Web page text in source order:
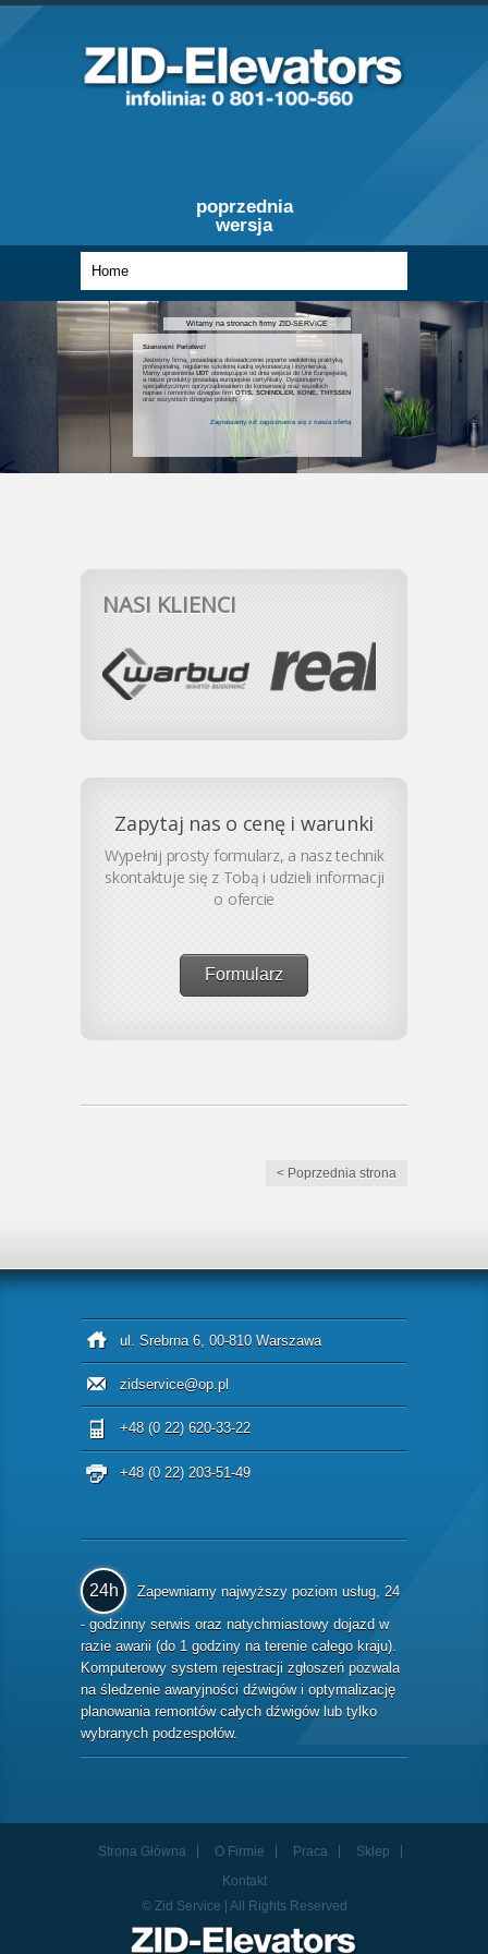
poprzednia
wersja
Witamy na stronach firmy ZID-SERVICE
Szanowni Państwo!
Jesteśmy firmą, posiadającą doświadczenie poparte wieloletnią praktyką,
profesjonalną, regularnie szkoloną kadrą wykonawczą i inżynierską.
Mamy uprawnieniaUDT obowiązujące od dnia wejścia do Unii Europejskiej,
a nasze produkty posiadają europejskie certyfikaty. Dysponujemy
specjalistycznym oprzyrządowaniem do konserwacji oraz wszelkich
napraw i remontów dźwigów firmOTIS, SCHINDLER, KONE, THYSSEN
oraz wszystkich dźwigów polskich.
Zapraszamy od zapoznania się z nasza ofertą
NASI KLIENCI
Zapytaj nas o cenę i warunki
Wypełnij prosty formularz, a nasz technik
skontaktuje się z Tobą i udzieli informacji
o ofercie
Formularz
< Poprzednia strona
ul. Srebrna 6, 00-810 Warszawa
zidservice@op.pl
+48 (0 22) 620-33-22
+48 (0 22) 203-51-49
24h
Zapewniamy najwyższy poziom usług, 24
- godzinny serwis oraz natychmiastowy dojazd w
razie awarii (do 1 godziny na terenie całego kraju).
Komputerowy system rejestracji zgłoszeń pozwala
na śledzenie awaryjności dźwigów i optymalizację
planowania remontów całych dźwigów lub tylko
wybranych podzespołów.
Strona Główna O Firmie Praca
Sklep
Kontakt
© Zid Service | All Rights Reserved